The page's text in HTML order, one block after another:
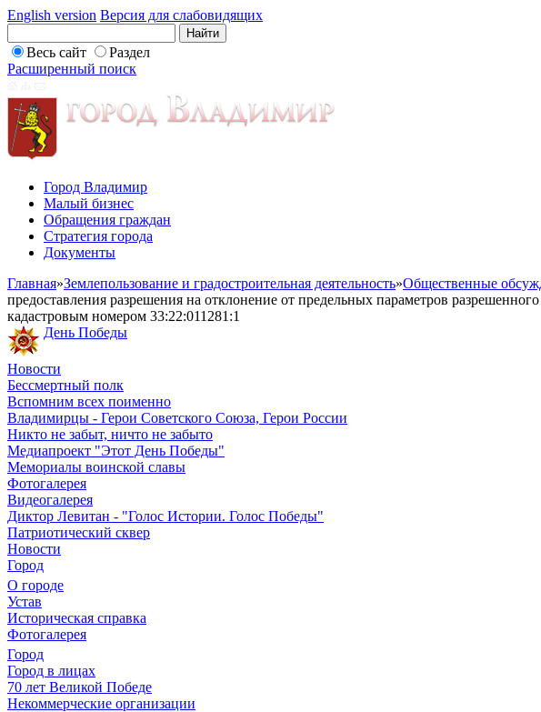
English version Версия для слабовидящих
Весь сайт
Раздел
Расширенный поиск
Город Владимир
Малый бизнес
Обращения граждан
Стратегия города
Документы
Главная»Землепользование и градостроительная деятельность»Общественные
предоставления разрешения на отклонение от предельных параметров
кадастровым номером 33:22:011281:1
День Победы
Новости
Бессмертный полк
Вспомним всех поименно
Владимирцы - Герои Советского Союза, Герои России
Никто не забыт, ничто не забыто
Медиапроект "Этот День Победы"
Мемориалы воинской славы
Фотогалерея
Видеогалерея
Диктор Левитан - "Голос Истории. Голос Победы"
Патриотический сквер
Новости
Город
О городе
Устав
Историческая справка
Фотогалерея
Город
Город в лицах
70 лет Великой Победе
Некоммерческие организации